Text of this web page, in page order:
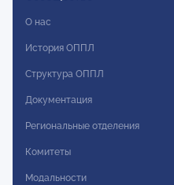
О нас
История ОППЛ
Структура ОППЛ
Документация
Региональные отделения
Комитеты
Модальности